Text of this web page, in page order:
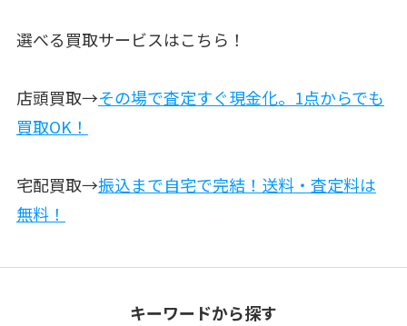
選べる買取サービスはこちら！
店頭買取→その場で査定すぐ現金化。1点からでも
買取OK！
宅配買取→振込まで自宅で完結！送料・査定料は
無料！
キーワードから探す